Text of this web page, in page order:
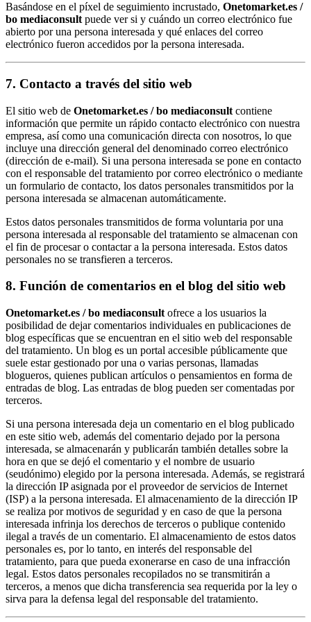
Basándose en el píxel de seguimiento incrustado, Onetomarket.es /
bo mediaconsult puede ver si y cuándo un correo electrónico fue
abierto por una persona interesada y qué enlaces del correo
electrónico fueron accedidos por la persona interesada.
7. Contacto a través del sitio web
El sitio web de Onetomarket.es / bo mediaconsult contiene
información que permite un rápido contacto electrónico con nuestra
empresa, así como una comunicación directa con nosotros, lo que
incluye una dirección general del denominado correo electrónico
(dirección de e-mail). Si una persona interesada se pone en contacto
con el responsable del tratamiento por correo electrónico o mediante
un formulario de contacto, los datos personales transmitidos por la
persona interesada se almacenan automáticamente.
Estos datos personales transmitidos de forma voluntaria por una
persona interesada al responsable del tratamiento se almacenan con
el fin de procesar o contactar a la persona interesada. Estos datos
personales no se transfieren a terceros.
8. Función de comentarios en el blog del sitio web
Onetomarket.es / bo mediaconsult ofrece a los usuarios la
posibilidad de dejar comentarios individuales en publicaciones de
blog específicas que se encuentran en el sitio web del responsable
del tratamiento. Un blog es un portal accesible públicamente que
suele estar gestionado por una o varias personas, llamadas
blogueros, quienes publican artículos o pensamientos en forma de
entradas de blog. Las entradas de blog pueden ser comentadas por
terceros.
Si una persona interesada deja un comentario en el blog publicado
en este sitio web, además del comentario dejado por la persona
interesada, se almacenarán y publicarán también detalles sobre la
hora en que se dejó el comentario y el nombre de usuario
(seudónimo) elegido por la persona interesada. Además, se registrará
la dirección IP asignada por el proveedor de servicios de Internet
(ISP) a la persona interesada. El almacenamiento de la dirección IP
se realiza por motivos de seguridad y en caso de que la persona
interesada infrinja los derechos de terceros o publique contenido
ilegal a través de un comentario. El almacenamiento de estos datos
personales es, por lo tanto, en interés del responsable del
tratamiento, para que pueda exonerarse en caso de una infracción
legal. Estos datos personales recopilados no se transmitirán a
terceros, a menos que dicha transferencia sea requerida por la ley o
sirva para la defensa legal del responsable del tratamiento.